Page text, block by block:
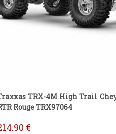
TRX-4M High Trail
Rouge TRX97064
€